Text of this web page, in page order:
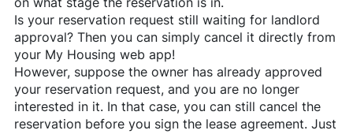
Is your reservation request still waiting for landlord
approval? Then you can simply cancel it directly from
your My Housing web app!
However, suppose the owner has already approved
your reservation request, and you are no longer
interested in it. In that case, you can still cancel the
reservation before you sign the lease agreement. Just